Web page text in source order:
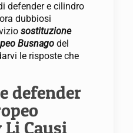
defender e cilindro
dubbiosi
sostituzione
Busnago del
le risposte che
defender
Li Causi